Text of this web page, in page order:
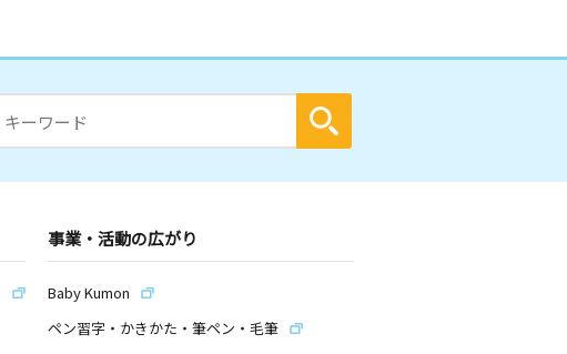
事業・活動の広がり
Baby Kumon
ペン習字・かきかた・筆ペン・毛筆